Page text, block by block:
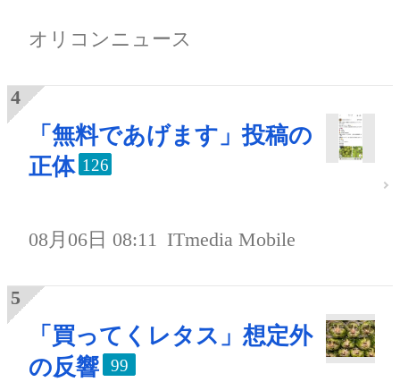
オリコンニュース
「無料であげます」投稿の
正体 126
08月06日 08:11 ITmedia Mobile
「買ってくレタス」想定外
の反響
99